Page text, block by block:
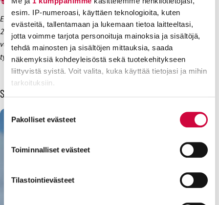
esim. IP-numeroasi, käyttäen teknologioita, kuten
evästeitä, tallentamaan ja lukemaan tietoa laitteeltasi,
jotta voimme tarjota personoituja mainoksia ja sisältöjä,
tehdä mainosten ja sisältöjen mittauksia, saada
näkemyksiä kohdeyleisöstä sekä tuotekehitykseen
liittyvistä syistä. Voit valita, kuka käyttää tietojasi ja mihin
tarkoituksiin.
voit määrittää asetuksesi
. Voit muuttaa
parantavia, ja osaa käytetään tilastointi- tai
Suostumuksen
valinta
Pakolliset evästeet
Toiminnalliset evästeet
Tilastointievästeet
Euroopan parlamentin vaalien ennakkoäänestys on käynnissä
29.5.–4.6.
Katso tästä ennakkoäänestyspaikat.
Varsinainen
vaalipäivä on 9.6. Anna äänesi ehdokkaalle, joka on
työntekijöiden puolella!
Sinua voisi kiinnostaa myös